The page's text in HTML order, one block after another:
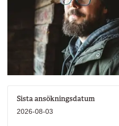
Sista ansökningsdatum
2026-08-03